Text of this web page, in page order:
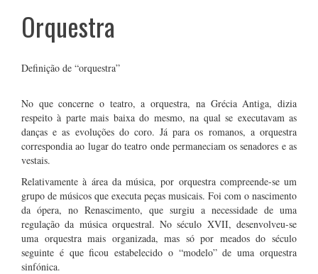
Orquestra
Definição de “orquestra”
No que concerne o teatro, a orquestra, na Grécia Antiga, dizia
respeito à parte mais baixa do mesmo, na qual se executavam as
danças e as evoluções do coro. Já para os romanos, a orquestra
correspondia ao lugar do teatro onde permaneciam os senadores e as
vestais.
Relativamente à área da música, por orquestra compreende-se um
grupo de músicos que executa peças musicais. Foi com o nascimento
da ópera, no Renascimento, que surgiu a necessidade de uma
regulação da música orquestral. No século XVII, desenvolveu-se
uma orquestra mais organizada, mas só por meados do século
seguinte é que ficou estabelecido o “modelo” de uma orquestra
sinfónica.